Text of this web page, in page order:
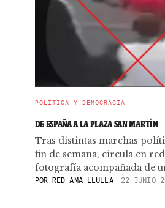
POLÍTICA Y DEMOCRACIA
DE ESPAÑA A LA PLAZA SAN MARTÍN
Tras distintas marchas
fin de semana, circula en
fotografía acompañada de
PORRED AMA LLULLA 22 JUNIO